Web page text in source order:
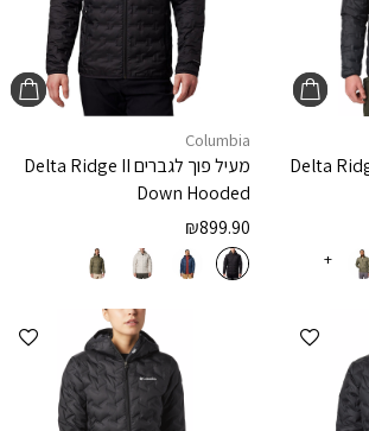
Delta
+
Columbia
מעיל פוך לגבריםDelta Ridge II
Down Hooded
₪899.90
הוספה למועדפים